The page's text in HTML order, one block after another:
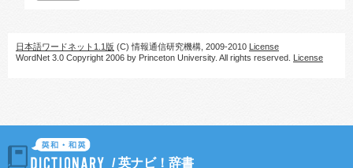
日本語ワードネット1.1版 (C) 情報通信研究機構, 2009-2010 License
WordNet 3.0 Copyright 2006 by Princeton University. All rights reserved. License
/英ナビ！辞書